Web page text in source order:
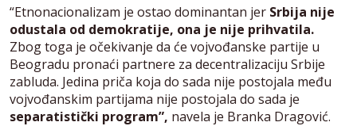
“Etnonacionalizam je ostao dominantan jer Srbija nije
odustala od demokratije, ona je nije prihvatila.
Zbog toga je očekivanje da će vojvođanske partije u
Beogradu pronaći partnere za decentralizaciju Srbije
zabluda. Jedina priča koja do sada nije postojala među
vojvođanskim partijama nije postojala do sada je
separatistički program”, navela je Branka Dragović.